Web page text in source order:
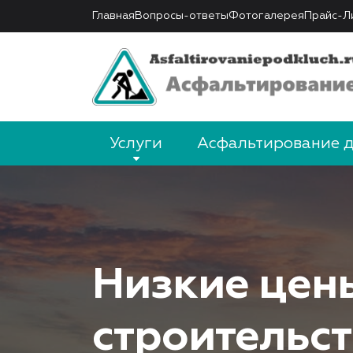
Главная Вопросы-ответыФотогалерея Прайс-
Услуги Асфальтирование
Низкие